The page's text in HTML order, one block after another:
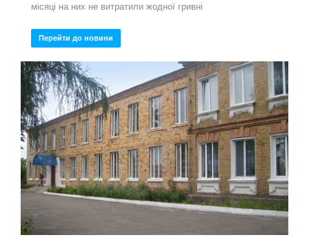
місяці на них не витратили жодної гривні
Перейти до новини